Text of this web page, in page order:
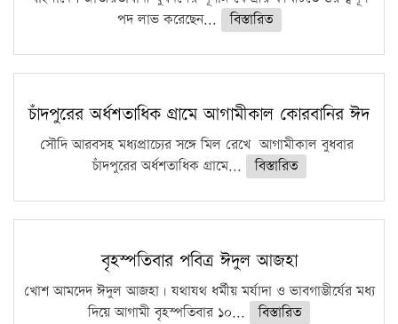
পদ লাভ করেছেন...
বিস্তারিত
চাঁদপুরের অর্ধশতাধিক গ্রামে আগামীকাল কোরবানির ঈদ
সৌদি আরবসহ মধ্যপ্রাচ্যের সঙ্গে মিল রেখে আগামীকাল বুধবার
চাঁদপুরের অর্ধশতাধিক গ্রামে...
বিস্তারিত
বৃহস্পতিবার পবিত্র ঈদুল আজহা
খোশ আমদেদ ঈদুল আজহা। যথাযথ ধর্মীয় মর্যাদা ও ভাবগাম্ভীর্যের মধ্য
দিয়ে আগামী বৃহস্পতিবার ১০...
বিস্তারিত